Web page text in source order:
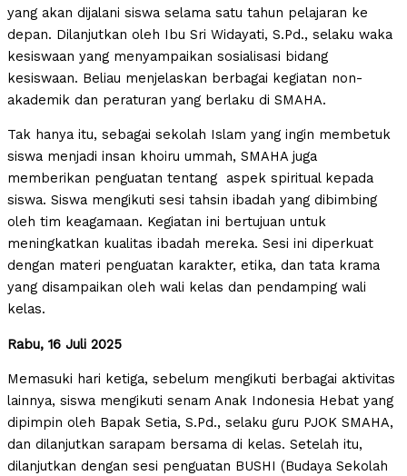
yang akan dijalani siswa selama satu tahun pelajaran ke
depan. Dilanjutkan oleh Ibu Sri Widayati, S.Pd., selaku waka
kesiswaan yang menyampaikan sosialisasi bidang
kesiswaan. Beliau menjelaskan berbagai kegiatan non-
akademik dan peraturan yang berlaku di SMAHA.
Tak hanya itu, sebagai sekolah Islam yang ingin membetuk
siswa menjadi insan khoiru ummah, SMAHA juga
memberikan penguatan tentang aspek spiritual kepada
siswa. Siswa mengikuti sesi tahsin ibadah yang dibimbing
oleh tim keagamaan. Kegiatan ini bertujuan untuk
meningkatkan kualitas ibadah mereka. Sesi ini diperkuat
dengan materi penguatan karakter, etika, dan tata krama
yang disampaikan oleh wali kelas dan pendamping wali
kelas.
Rabu, 16 Juli 2025
Memasuki hari ketiga, sebelum mengikuti berbagai aktivitas
lainnya, siswa mengikuti senam Anak Indonesia Hebat yang
dipimpin oleh Bapak Setia, S.Pd., selaku guru PJOK SMAHA,
dan dilanjutkan sarapam bersama di kelas. Setelah itu,
dilanjutkan dengan sesi penguatan BUSHI (Budaya Sekolah